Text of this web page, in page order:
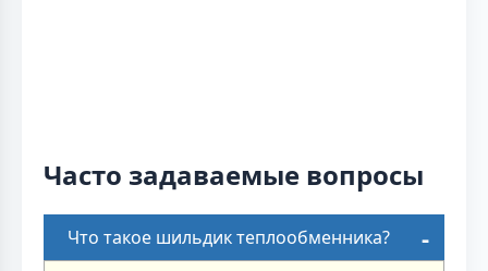
Часто задаваемые вопросы
Что такое шильдик теплообменника?